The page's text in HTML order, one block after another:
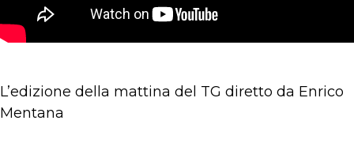
L’edizione della mattina del TG diretto da Enrico
Mentana